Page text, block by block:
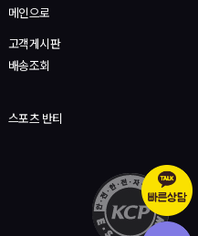
메인으로
고객게시판
배송조회
스포츠 반티